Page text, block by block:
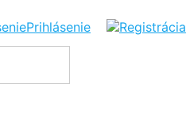
Prihlásenie